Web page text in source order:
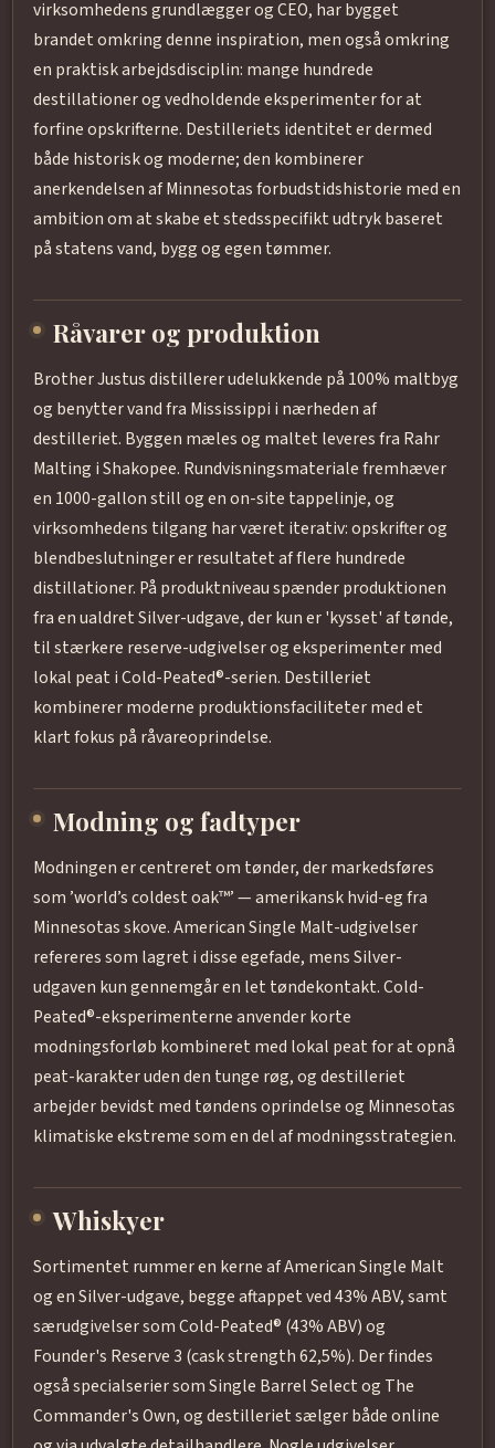
virksomhedens grundlægger og CEO, har bygget
brandet omkring denne inspiration, men også omkring
en praktisk arbejdsdisciplin: mange hundrede
destillationer og vedholdende eksperimenter for at
forfine opskrifterne. Destilleriets identitet er dermed
både historisk og moderne; den kombinerer
anerkendelsen af Minnesotas forbudstidshistorie med en
ambition om at skabe et stedsspecifikt udtryk baseret
på statens vand, bygg og egen tømmer.
Råvarer og produktion
Brother Justus distillerer udelukkende på 100% maltbyg
og benytter vand fra Mississippi i nærheden af
destilleriet. Byggen mæles og maltet leveres fra Rahr
Malting i Shakopee. Rundvisningsmateriale fremhæver
en 1000-gallon still og en on-site tappelinje, og
virksomhedens tilgang har været iterativ: opskrifter og
blendbeslutninger er resultatet af flere hundrede
distillationer. På produktniveau spænder produktionen
fra en ualdret Silver-udgave, der kun er 'kysset' af tønde,
til stærkere reserve-udgivelser og eksperimenter med
lokal peat i Cold-Peated®-serien. Destilleriet
kombinerer moderne produktionsfaciliteter med et
klart fokus på råvareoprindelse.
Modning og fadtyper
Modningen er centreret om tønder, der markedsføres
som ’world’s coldest oak™’ — amerikansk hvid-eg fra
Minnesotas skove. American Single Malt-udgivelser
refereres som lagret i disse egefade, mens Silver-
udgaven kun gennemgår en let tøndekontakt. Cold-
Peated®-eksperimenterne anvender korte
modningsforløb kombineret med lokal peat for at opnå
peat-karakter uden den tunge røg, og destilleriet
arbejder bevidst med tøndens oprindelse og Minnesotas
klimatiske ekstreme som en del af modningsstrategien.
Whiskyer
Sortimentet rummer en kerne af American Single Malt
og en Silver-udgave, begge aftappet ved 43% ABV, samt
særudgivelser som Cold-Peated® (43% ABV) og
Founder's Reserve 3 (cask strength 62,5%). Der findes
også specialserier som Single Barrel Select og The
Commander's Own, og destilleriet sælger både online